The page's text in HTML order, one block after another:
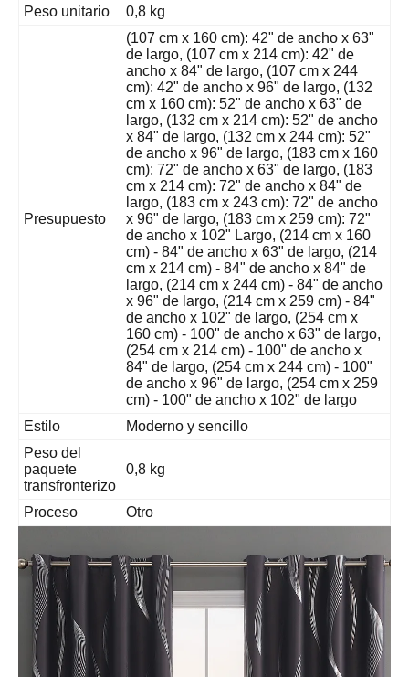
Peso unitario
0,8 kg
Presupuesto
(107 cm x 160 cm): 42" de ancho x 63"
de largo, (107 cm x 214 cm): 42" de
ancho x 84" de largo, (107 cm x 244
cm): 42" de ancho x 96" de largo, (132
cm x 160 cm): 52" de ancho x 63" de
largo, (132 cm x 214 cm): 52" de ancho
x 84" de largo, (132 cm x 244 cm): 52"
de ancho x 96" de largo, (183 cm x 160
cm): 72" de ancho x 63" de largo, (183
cm x 214 cm): 72" de ancho x 84" de
largo, (183 cm x 243 cm): 72" de ancho
x 96" de largo, (183 cm x 259 cm): 72"
de ancho x 102" Largo, (214 cm x 160
cm) - 84" de ancho x 63" de largo, (214
cm x 214 cm) - 84" de ancho x 84" de
largo, (214 cm x 244 cm) - 84" de ancho
x 96" de largo, (214 cm x 259 cm) - 84"
de ancho x 102" de largo, (254 cm x
160 cm) - 100" de ancho x 63" de largo,
(254 cm x 214 cm) - 100" de ancho x
84" de largo, (254 cm x 244 cm) - 100"
de ancho x 96" de largo, (254 cm x 259
cm) - 100" de ancho x 102" de largo
Estilo
Moderno y sencillo
Peso del
paquete
transfronterizo
0,8 kg
Proceso Otro